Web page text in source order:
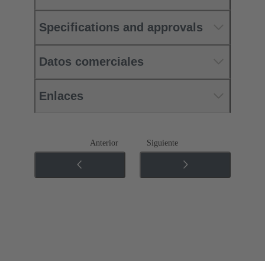
Specifications and approvals
Datos comerciales
Enlaces
Anterior Siguiente